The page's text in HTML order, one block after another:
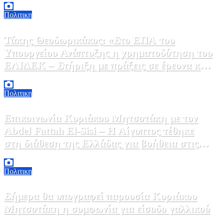
Πολιτικη
Τάκης Θεοδωρικάκος: «Στο ΕΠΑ του
Υπουργείου Ανάπτυξης η χρηματοδότηση του
ΕΛΙΔΕΚ – Στήριξη με πράξεις σε έρευνα και
καινοτομία»
Πολιτικη
Επικοινωνία Κυριάκου Μητσοτάκη με τον
Abdel Fattah El-Sisi – Η Αίγυπτος τέθηκε
στη διάθεση της Ελλάδας για βοήθεια στις
φωτιές
Πολιτικη
Σήμερα θα υπογραφεί παρουσία Κυριάκου
Μητσοτάκη η συμφωνία για είσοδο γαλλικού